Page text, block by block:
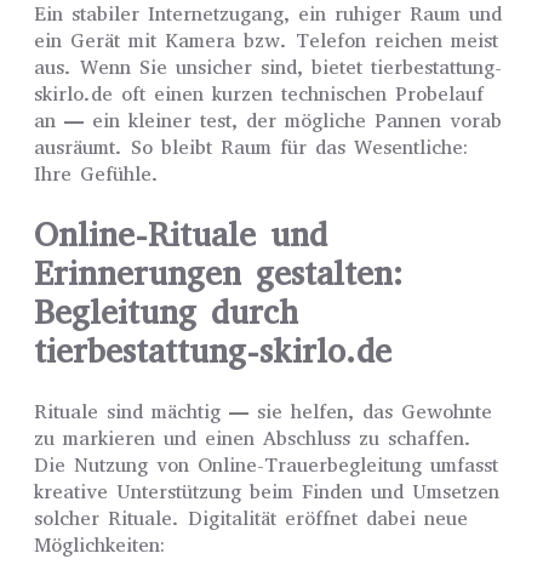
Ein stabiler Internetzugang, ein ruhiger Raum und
ein Gerät mit Kamera bzw. Telefon reichen meist
aus. Wenn Sie unsicher sind, bietet tierbestattung-
skirlo.de oft einen kurzen technischen Probelauf
an — ein kleiner test, der mögliche Pannen vorab
ausräumt. So bleibt Raum für das Wesentliche:
Ihre Gefühle.
Online-Rituale und
Erinnerungen gestalten:
Begleitung durch
tierbestattung-skirlo.de
Rituale sind mächtig — sie helfen, das Gewohnte
zu markieren und einen Abschluss zu schaffen.
Die Nutzung von Online-Trauerbegleitung umfasst
kreative Unterstützung beim Finden und Umsetzen
solcher Rituale. Digitalität eröffnet dabei neue
Möglichkeiten: